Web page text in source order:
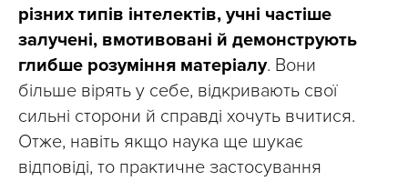
різних типів інтелектів, учні частіше
залучені, вмотивовані й демонструють
глибше розуміння матеріалу. Вони
більше вірять у себе, відкривають свої
сильні сторони й справді хочуть вчитися.
Отже, навіть якщо наука ще шукає
відповіді, то практичне застосування